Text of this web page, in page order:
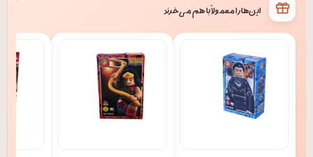
این‌ها را معمولاً با هم می‌خرند